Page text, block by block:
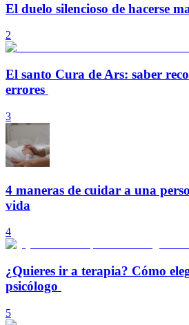
El duelo silencioso de hacerse
2
El santo Cura de Ars: saber
errores
3
4 maneras de cuidar a una
vida
4
¿Quieres ir a terapia? Cómo
psicólogo
5